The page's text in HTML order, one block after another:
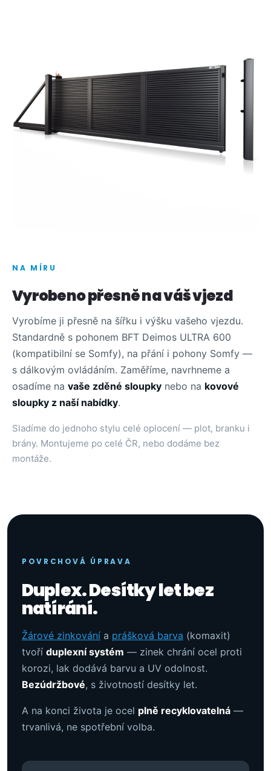
NA MÍRU
Vyrobeno přesně na váš vjezd
Vyrobíme ji přesně na šířku i výšku vašeho vjezdu.
Standardně s pohonem BFT Deimos ULTRA 600
(kompatibilní se Somfy), na přání i pohony Somfy —
s dálkovým ovládáním. Zaměříme, navrhneme a
osadíme na vaše zděné sloupky nebo na kovové
sloupky z naší nabídky.
Sladíme do jednoho stylu celé oplocení — plot, branku i
brány. Montujeme po celé ČR, nebo dodáme bez
montáže.
POVRCHOVÁ ÚPRAVA
Duplex. Desítky let bez
natírání.
Žárové zinkování a prášková barva (komaxit)
tvoří duplexní systém — zinek chrání ocel proti
korozi, lak dodává barvu a UV odolnost.
Bezúdržbové, s životností desítky let.
A na konci života je ocel plně recyklovatelná —
trvanlivá, ne spotřební volba.